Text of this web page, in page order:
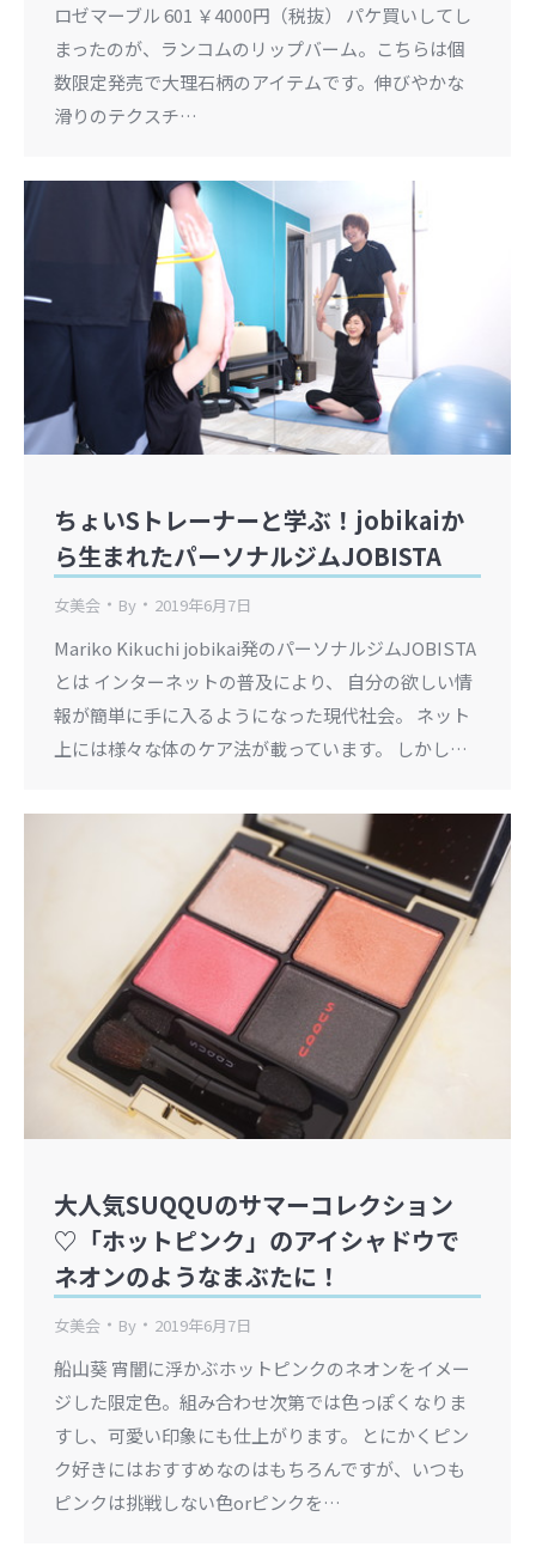
ロゼマーブル 601 ￥4000円（税抜） パケ買いしてし
まったのが、ランコムのリップバーム。こちらは個
数限定発売で大理石柄のアイテムです。伸びやかな
滑りのテクスチ…
ちょいSトレーナーと学ぶ！jobikaiか
ら生まれたパーソナルジムJOBISTA
女美会 By 2019年6月7日
Mariko Kikuchi jobikai発のパーソナルジムJOBISTA
とは インターネットの普及により、 自分の欲しい情
報が簡単に手に入るようになった現代社会。 ネット
上には様々な体のケア法が載っています。 しかし…
大人気SUQQUのサマーコレクション
♡「ホットピンク」のアイシャドウで
ネオンのようなまぶたに！
女美会 By 2019年6月7日
船山葵 宵闇に浮かぶホットピンクのネオンをイメー
ジした限定色。組み合わせ次第では色っぽくなりま
すし、可愛い印象にも仕上がります。 とにかくピン
ク好きにはおすすめなのはもちろんですが、いつも
ピンクは挑戦しない色orピンクを…